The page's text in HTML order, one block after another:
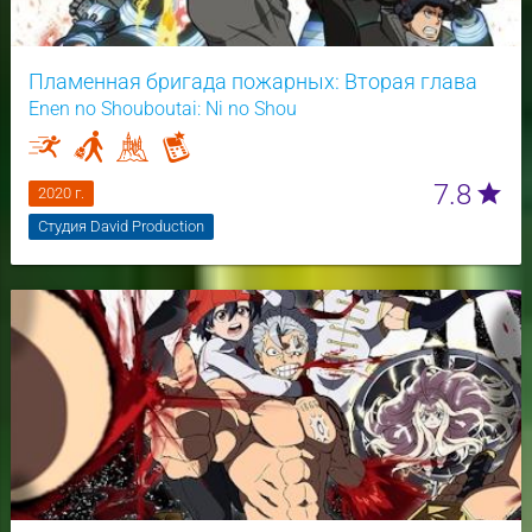
Пламенная бригада пожарных: Вторая глава
Enen no Shouboutai: Ni no Shou
7.8 star
2020 г.
Студия David Production